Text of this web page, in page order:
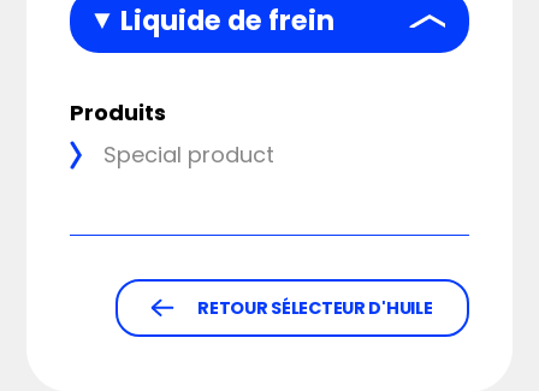
Liquide de frein
Produits
Special product
RETOUR SÉLECTEUR D'HUILE